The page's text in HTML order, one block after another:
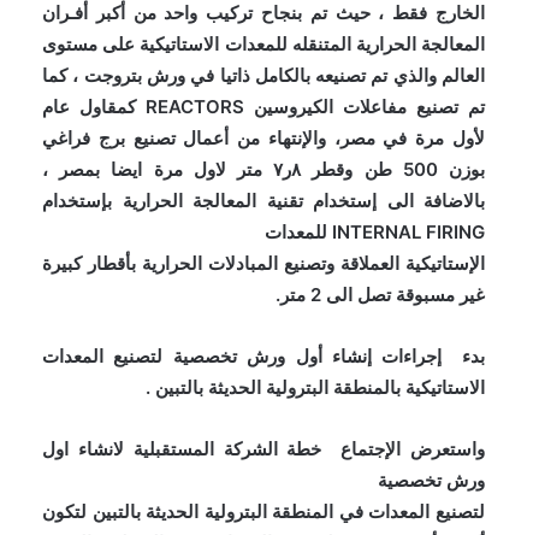
الخارج فقط ، حيث تم بنجاح تركيب واحد من أكبر أفـران
المعالجة الحرارية المتنقله للمعدات الاستاتيكية على مستوى
العالم والذي تم تصنيعه بالكامل ذاتيا في ورش بتروجت ، كما
تم تصنيع مفاعلات الكيروسين REACTORS كمقاول عام
لأول مرة في مصر، والإنتهاء من أعمال تصنيع برج فراغي
بوزن 500 طن وقطر ٨ر٧ متر لاول مرة ايضا بمصر ،
بالاضافة الى إستخدام تقنية المعالجة الحرارية بإستخدام
INTERNAL FIRING للمعدات
الإستاتيكية العملاقة وتصنيع المبادلات الحرارية بأقطار كبيرة
غير مسبوقة تصل الى 2 متر.
بدء إجراءات إنشاء أول ورش تخصصية لتصنيع المعدات
الاستاتيكية بالمنطقة البترولية الحديثة بالتبين .
واستعرض الإجتماع خطة الشركة المستقبلية لانشاء اول
ورش تخصصية
لتصنيع المعدات في المنطقة البترولية الحديثة بالتبين لتكون